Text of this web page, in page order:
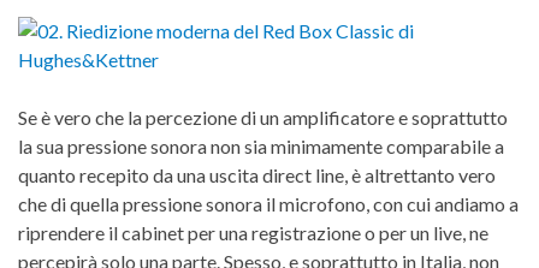
Se è vero che la percezione di un amplificatore e soprattutto
la sua pressione sonora non sia minimamente comparabile a
quanto recepito da una uscita direct line, è altrettanto vero
che di quella pressione sonora il microfono, con cui andiamo a
riprendere il cabinet per una registrazione o per un live, ne
percepirà solo una parte. Spesso, e soprattutto in Italia, non